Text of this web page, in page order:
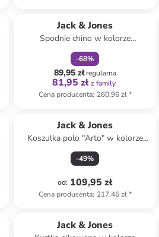
Jack & Jones
Spodnie chino w kolorze
kremowym
-68%
89,95 złregularna
81,95 zł z family
Cena producenta: 260,96 zł*
Jack & Jones
Koszulka polo "Arto" w kolorze
beżowym
-49%
od: 109,95 zł
Cena producenta: 217,46 zł*
Jack & Jones